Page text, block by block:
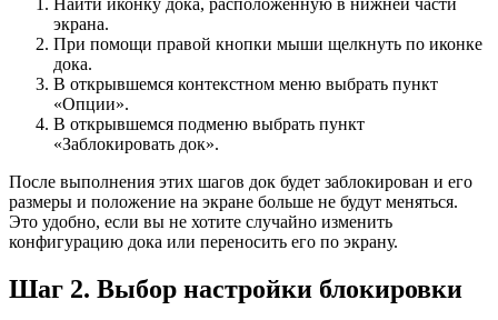
экрана.
При помощи правой кнопки мыши щелкнуть по иконке
дока.
В открывшемся контекстном меню выбрать пункт
«Опции».
В открывшемся подменю выбрать пункт
«Заблокировать док».
После выполнения этих шагов док будет заблокирован и его
размеры и положение на экране больше не будут меняться.
Это удобно, если вы не хотите случайно изменить
конфигурацию дока или переносить его по экрану.
Шаг 2. Выбор настройки блокировки